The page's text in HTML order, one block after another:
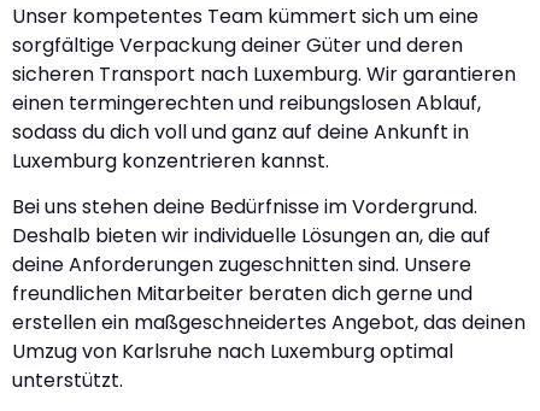
Unser kompetentes Team kümmert sich um eine
sorgfältige Verpackung deiner Güter und deren
sicheren Transport nach Luxemburg. Wir garantieren
einen termingerechten und reibungslosen Ablauf,
sodass du dich voll und ganz auf deine Ankunft in
Luxemburg konzentrieren kannst.
Bei uns stehen deine Bedürfnisse im Vordergrund.
Deshalb bieten wir individuelle Lösungen an, die auf
deine Anforderungen zugeschnitten sind. Unsere
freundlichen Mitarbeiter beraten dich gerne und
erstellen ein maßgeschneidertes Angebot, das deinen
Umzug von Karlsruhe nach Luxemburg optimal
unterstützt.